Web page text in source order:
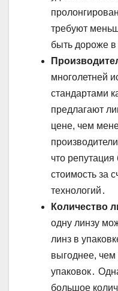
требуют
быть дороже в
многолетней
стандартами
предлагают
цене, чем
что
стоимость за
технологий․
Количество
одну линзу
линз в
выгоднее,
упаковок․
большое